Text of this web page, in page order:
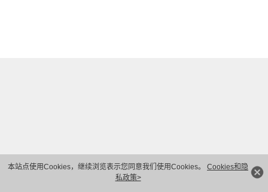
本站点使用Cookies，继续浏览表示您同意我们使用Cookies。 Cookies和隐
私政策>